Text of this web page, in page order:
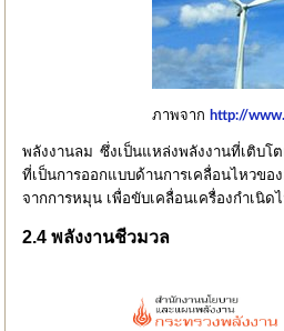
ภาพจาก http://
พลังงานลม ซึ่งเป็นแหล่งพลังงานที่เติบโ
ที่เป็นการออกแบบด้านการเคลื่อนไหวข
จากการหมุน เพื่อขับเคลื่อนเครื่องกำเนิด
2.4 พลังงานชีวมวล